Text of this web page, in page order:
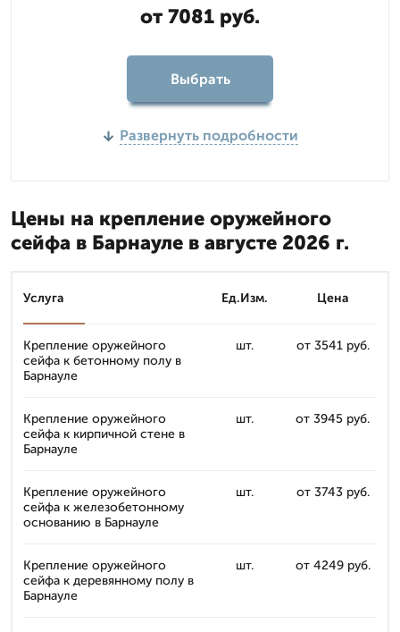
от 7081 руб.
Выбрать
Развернуть подробности
Цены на крепление оружейного
сейфа в Барнауле в августе 2026 г.
Услуга Ед.Изм. Цена
Крепление оружейного
сейфа к бетонному полу в
Барнауле
шт. от 3541 руб.
Крепление оружейного
сейфа к кирпичной стене в
Барнауле
шт. от 3945 руб.
Крепление оружейного
сейфа к железобетонному
основанию в Барнауле
шт. от 3743 руб.
Крепление оружейного
сейфа к деревянному полу в
Барнауле
шт. от 4249 руб.